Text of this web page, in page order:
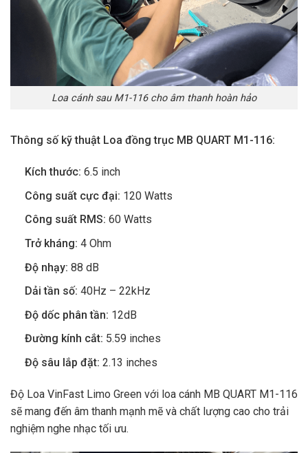
Loa cánh sau M1-116 cho âm thanh hoàn hảo
Thông số kỹ thuật Loa đồng trục MB QUART M1-116:
Kích thước: 6.5 inch
Công suất cực đại: 120 Watts
Công suất RMS: 60 Watts
Trở kháng: 4 Ohm
Độ nhạy: 88 dB
Dải tần số: 40Hz – 22kHz
Độ dốc phân tần: 12dB
Đường kính cắt: 5.59 inches
Độ sâu lắp đặt: 2.13 inches
Độ Loa VinFast Limo Green với loa cánh MB QUART M1-116
sẽ mang đến âm thanh mạnh mẽ và chất lượng cao cho trải
nghiệm nghe nhạc tối ưu.